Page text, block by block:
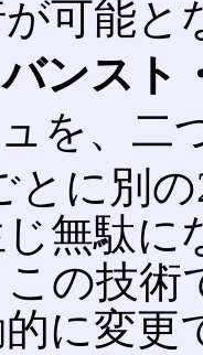
可能と
ンスト
を、二
とに別
無駄に
の技
に変更